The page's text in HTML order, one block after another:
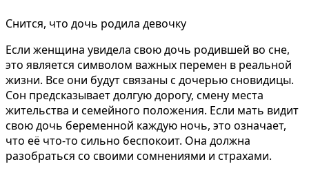
Снится, что дочь родила девочку
Если женщина увидела свою дочь родившей во сне,
это является символом важных перемен в реальной
жизни. Все они будут связаны с дочерью сновидицы.
Сон предсказывает долгую дорогу, смену места
жительства и семейного положения. Если мать видит
свою дочь беременной каждую ночь, это означает,
что её что-то сильно беспокоит. Она должна
разобраться со своими сомнениями и страхами.